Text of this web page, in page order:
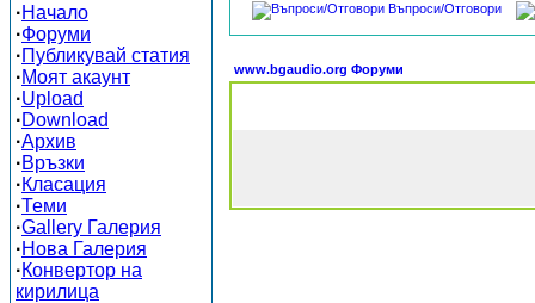
·Начало
·Форуми
·Публикувай статия
·Моят акаунт
·Upload
·Download
·Архив
·Връзки
·Класация
·Теми
·Gallery Галерия
·Нова Галерия
·Конвертор на
кирилица
Въпроси/Отговори
www.bgaudio.org Форуми